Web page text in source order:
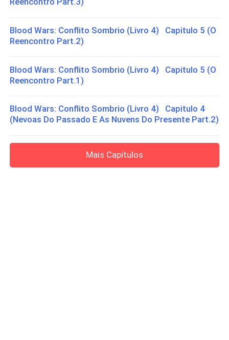
Blood Wars: Conflito Sombrio (Livro 4) Capitulo 5 (O
Reencontro Part.2)
Blood Wars: Conflito Sombrio (Livro 4) Capitulo 5 (O
Reencontro Part.1)
Blood Wars: Conflito Sombrio (Livro 4) Capitulo 4
(Nevoas Do Passado E As Nuvens Do Presente Part.2)
Mais Capítulos